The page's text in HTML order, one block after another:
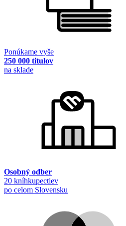
Ponúkame vyše
250 000 titulov
na sklade
Osobný odber
20 kníhkupectiev
po celom Slovensku